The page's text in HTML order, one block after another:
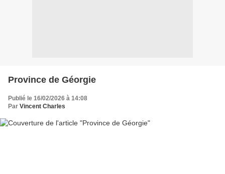
Province de Géorgie
Publié le 16/02/2026 à 14:08
Par Vincent Charles